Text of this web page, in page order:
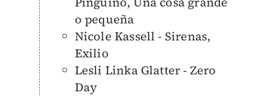
o pequeña
Nicole Kassell - Sirenas,
Exilio
Lesli Linka Glatter - Zero
Day